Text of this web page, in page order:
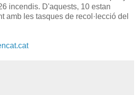
incendis. D'aquests, 10 estan
amb les tasques de recol·lecció del